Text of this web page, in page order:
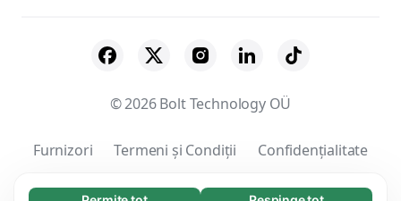
© 2026 Bolt Technology OÜ
Furnizori Termeni și Condiții Confidențialitate
Cookie-uri Securitate